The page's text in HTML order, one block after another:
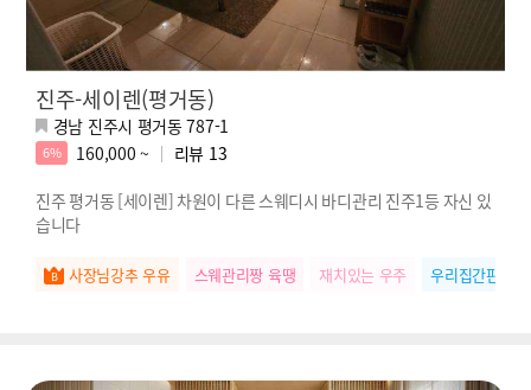
진주-세이렌(평거동)
경남 진주시 평거동 787-1
6% 160,000 ~ 리뷰 13
진주 평거동 [세이렌] 차원이 다른 스웨디시 바디관리 진주1등 자신 있
습니다
사장님강추 우유 스웨관리짱 육땡 재치있는 우주 우리집간판 나나